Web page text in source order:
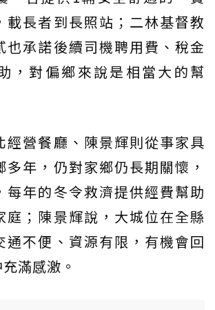
載長者到長照站；二林基督教
也承諾後續司機聘用費、稅金
，對偏鄉來說是相當大的幫
經營餐廳、陳景輝則從事家具
多年，仍對家鄉仍長期關懷，
每年的冬令救濟提供經費幫助
庭；陳景輝說，大城位在全縣
通不便、資源有限，有機會回
滿感激。